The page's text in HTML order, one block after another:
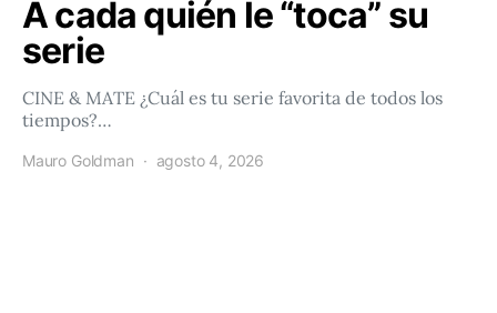
A cada quién le “toca” su
serie
CINE & MATE ¿Cuál es tu serie favorita de todos los
tiempos?…
Mauro Goldman agosto 4, 2026